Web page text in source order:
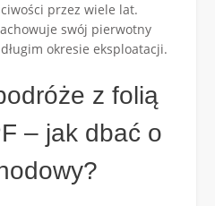
przez wiele lat.
swój pierwotny
okresie eksploatacji.
z folią
– jak dbać o